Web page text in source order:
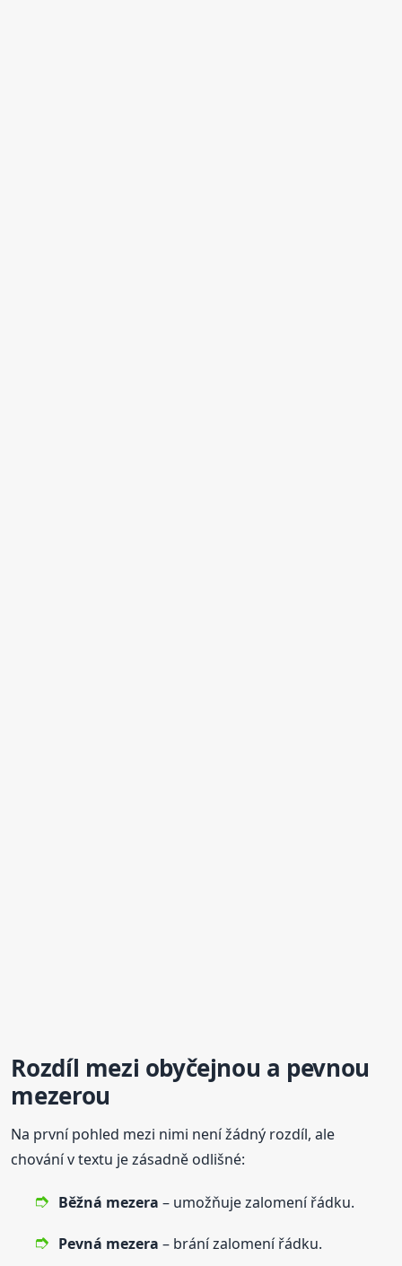
Rozdíl mezi obyčejnou a pevnou
mezerou
Na první pohled mezi nimi není žádný rozdíl, ale
chování v textu je zásadně odlišné:
Běžná mezera – umožňuje zalomení řádku.
Pevná mezera – brání zalomení řádku.